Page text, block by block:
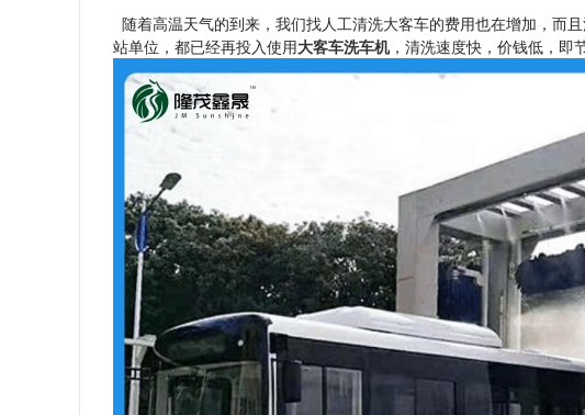
随着高温天气的到来，我们找人工清洗大客车的费用也在增加，而
站单位，都已经再投入使用大客车洗车机，清洗速度快，价钱低，即